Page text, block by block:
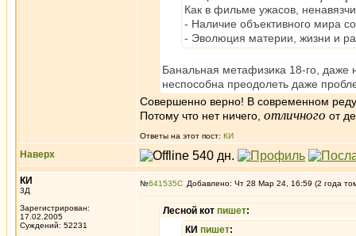
Как в фильме ужасов,
- Наличие объективного мира
- Эволюция материи, жизни и
Банальная метафизика 18-го, даже
неспособна преодолеть даже
Совершенно верно! В современном
Потому что нет ничего, отличного от
Ответы на этот пост: КИ
Наверх
КИ
3Д
Зарегистрирован:
17.02.2005
Суждений: 52231
№641535 Добавлено: Чт 28 Мар 24, 16:59 (2 года
Лесной кот пишет:
КИ пишет: